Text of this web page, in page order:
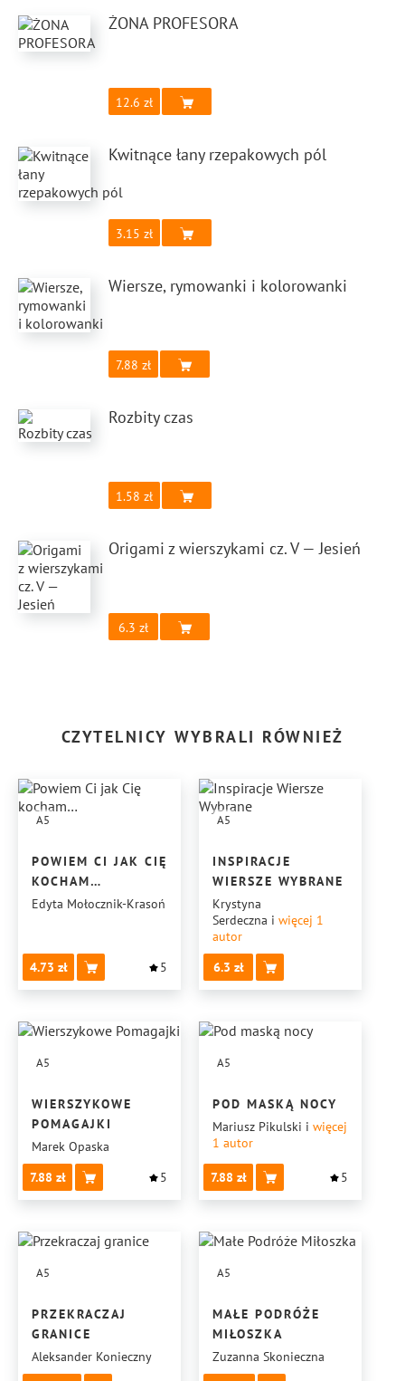
ŻONA PROFESORA
12.6
Kwitnące łany rzepakowych pól
3.15
Wiersze, rymowanki i kolorowanki
7.88
Rozbity czas
1.58
Origami z wierszykami cz. V — Jesień
6.3
CZYTELNICY WYBRALI RÓWNIEŻ
A5
POWIEM CI JAK CIĘ
KOCHAM…
Edyta Mołocznik-Krasoń
4.73 5
A5
INSPIRACJE
WIERSZE WYBRANE
Krystyna
Serdeczna i więcej 1
autor
6.3
A5
WIERSZYKOWE
POMAGAJKI
Marek Opaska
7.88
5
A5
POD MASKĄ NOCY
Mariusz Pikulski i więcej
1 autor
7.88 5
A5
PRZEKRACZAJ
GRANICE
Aleksander Konieczny
A5
MAŁE PODRÓŻE
MIŁOSZKA
Zuzanna Skonieczna